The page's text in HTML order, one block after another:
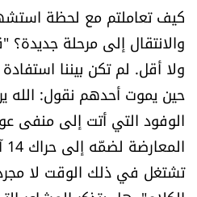
كيف تعاملتم مع لحظة
والانتقال إلى مرحلة جديدة؟
ولا أقل. لم تكن بيننا
حين يموت أحدهم نقول: الله
الوفود التي أتت إلى منفى
تشتغل في ذلك الوقت لا